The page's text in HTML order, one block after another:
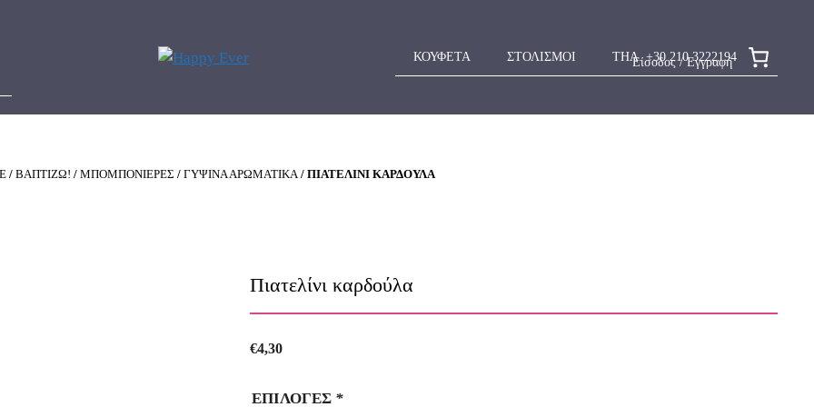
Είσοδος / Εγγραφή
ΚΟΥΦΕΤΑ ΣΤΟΛΙΣΜΟΙ ΤΗΛ. +30 210 3222194
/ ΒΑΠΤΙΖΩ! / ΜΠΟΜΠΟΝΙΕΡΕΣ / ΓΥΨΙΝΑ ΑΡΩΜΑΤΙΚΑ/ ΠΙΑΤΕΛΊΝΙ ΚΑΡΔΟΎΛΑ
Πιατελίνι καρδούλα
€4,30
ΕΠΙΛΟΓΕΣ *